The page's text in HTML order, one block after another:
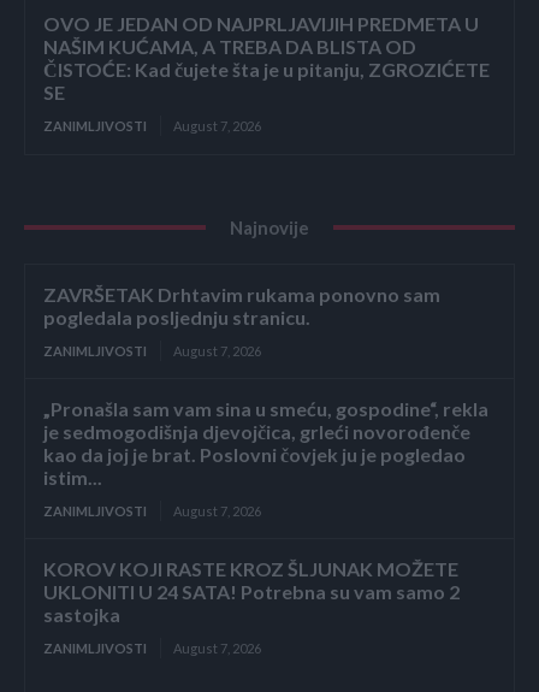
OVO JE JEDAN OD NAJPRLJAVIJIH PREDMETA U
NAŠIM KUĆAMA, A TREBA DA BLISTA OD
ČISTOĆE: Kad čujete šta je u pitanju, ZGROZIĆETE
SE
ZANIMLJIVOSTI August 7, 2026
Najnovije
ZAVRŠETAK Drhtavim rukama ponovno sam
pogledala posljednju stranicu.
ZANIMLJIVOSTI August 7, 2026
„Pronašla sam vam sina u smeću, gospodine“, rekla
je sedmogodišnja djevojčica, grleći novorođenče
kao da joj je brat. Poslovni čovjek ju je pogledao
istim...
ZANIMLJIVOSTI August 7, 2026
KOROV KOJI RASTE KROZ ŠLJUNAK MOŽETE
UKLONITI U 24 SATA! Potrebna su vam samo 2
sastojka
ZANIMLJIVOSTI August 7, 2026